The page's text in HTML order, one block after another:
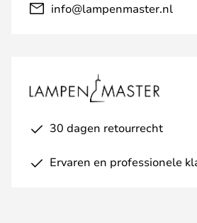
info@lampenmaster.nl
30 dagen retourrecht
Ervaren en professionele